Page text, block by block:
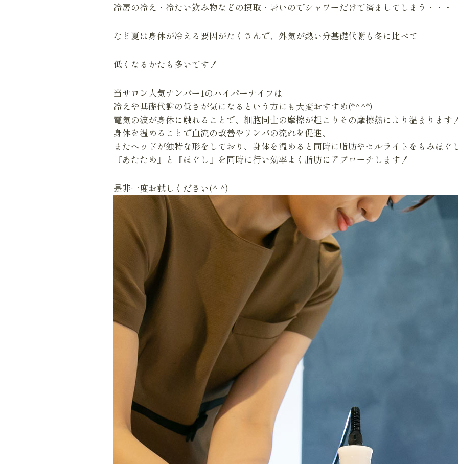
冷房の冷え・冷たい飲み物などの摂取・暑いのでシャワーだけで済ましてしまう・・・
など夏は身体が冷える要因がたくさんで、外気が熱い分基礎代謝も冬に比べて
低くなるかたも多いです！
当サロン人気ナンバー1のハイパーナイフは
冷えや基礎代謝の低さが気になるという方にも大変おすすめ(*^^*)
電気の波が身体に触れることで、細胞同士の摩擦が起こりその摩擦熱により温まります
身体を温めることで血流の改善やリンパの流れを促進、
またヘッドが独特な形をしており、身体を温めると同時に脂肪やセルライトをもみほ
『あたため』と『ほぐし』を同時に行い効率よく脂肪にアプローチします！
是非一度お試しください(^ ^)